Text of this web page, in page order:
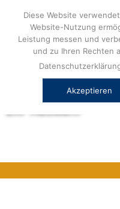
springen
Herstellerneutrale
Diese Website
Website-Nutzung
Leistung messen und
und zu Ihren Rechten
Akzeptieren